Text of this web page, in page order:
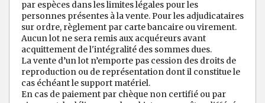
par espèces dans les limites légales pour les
personnes présentes à la vente. Pour les adjudicataires
sur ordre, règlement par carte bancaire ou virement.
Aucun lot ne sera remis aux acquéreurs avant
acquittement de l'intégralité des sommes dues.
La vente d’un lot n’emporte pas cession des droits de
reproduction ou de représentation dont il constitue le
cas échéant le support matériel.
En cas de paiement par chèque non certifié ou par